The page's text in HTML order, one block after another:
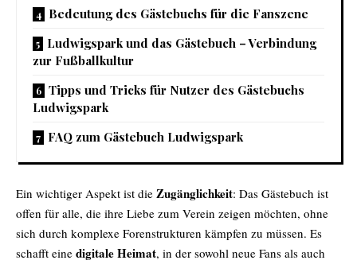
Bedeutung des Gästebuchs für die Fanszene
Ludwigspark und das Gästebuch – Verbindung
zur Fußballkultur
Tipps und Tricks für Nutzer des Gästebuchs
Ludwigspark
FAQ zum Gästebuch Ludwigspark
Ein wichtiger Aspekt ist die Zugänglichkeit: Das Gästebuch ist
offen für alle, die ihre Liebe zum Verein zeigen möchten, ohne
sich durch komplexe Forenstrukturen kämpfen zu müssen. Es
schafft eine digitale Heimat, in der sowohl neue Fans als auch